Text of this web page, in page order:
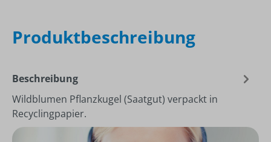
Produktbeschreibung
Beschreibung
Wildblumen Pflanzkugel (Saatgut) verpackt in
Recyclingpapier.